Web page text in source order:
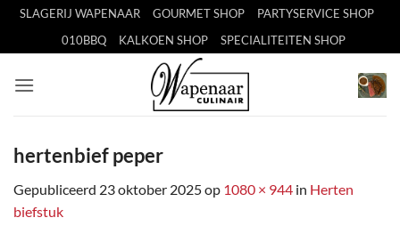
inhoud
SLAGERIJ WAPENAAR GOURMET SHOP
PARTYSERVICE SHOP
010BBQ
KALKOEN SHOP SPECIALITEITEN SHOP
hertenbief peper
Gepubliceerd 23 oktober 2025op 1080 × 944 in Herten
biefstuk